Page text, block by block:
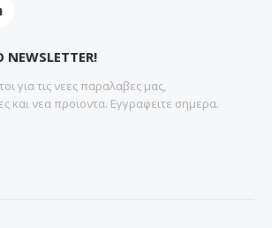
για τις νεες παραλαβες μας,
και νεα προιοντα. Εγγραφειτε σημερα.